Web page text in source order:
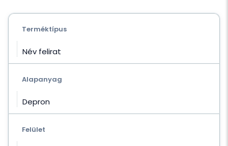
Terméktípus
Név felirat
Alapanyag
Depron
Felület